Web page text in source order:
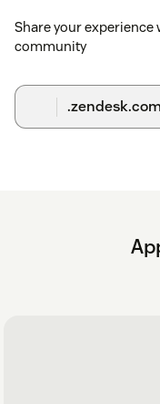
Share your
community
.zendesk.com